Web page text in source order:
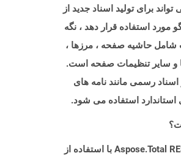
برای تولید اسناد جدید از
مورد استفاده قرار دهد ، نگه
شامل حاشیه صفحه ، مرزها ،
و سایر تنظیمات صفحه است.
اسناد رسمی مانند نامه های
استفاده می شود.
شروع با Aspose.Total REST APIs با استفاده از